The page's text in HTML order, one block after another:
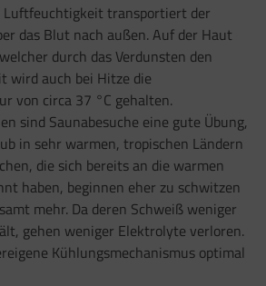
Luftfeuchtigkeit transportiert der
das Blut nach außen. Auf der Haut
durch das Verdunsten den
wird auch bei Hitze die
von circa 37 °C gehalten.
sind Saunabesuche eine gute Übung,
in sehr warmen, tropischen Ländern
die sich bereits an die warmen
haben, beginnen eher zu schwitzen
mehr. Da deren Schweiß weniger
gehen weniger Elektrolyte verloren.
Kühlungsmechanismus optimal